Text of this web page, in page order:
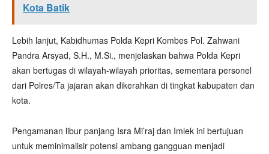
Kota Batik
Lebih lanjut, Kabidhumas Polda Kepri Kombes Pol. Zahwani
Pandra Arsyad, S.H., M.Si., menjelaskan bahwa Polda Kepri
akan bertugas di wilayah-wilayah prioritas, sementara personel
dari Polres/Ta jajaran akan dikerahkan di tingkat kabupaten dan
kota.
Pengamanan libur panjang Isra Mi’raj dan Imlek ini bertujuan
untuk meminimalisir potensi ambang gangguan menjadi